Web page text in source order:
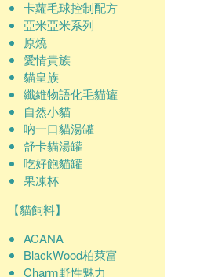
卡蘿毛球控制配方
亞米亞米系列
原燒
愛情貴族
貓皇族
纖維物語化毛貓罐
自然小貓
吶一口貓湯罐
舒卡貓湯罐
吃好飽貓罐
果凍杯
【貓飼料】
ACANA
BlackWood柏萊富
Charm野性魅力